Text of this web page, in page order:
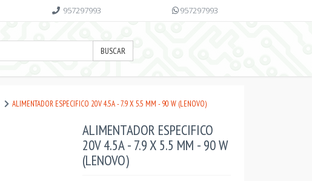
957297993 957297993
BUSCAR
ALIMENTADOR ESPECIFICO 20V 4.5A - 7.9 X 5.5 MM - 90 W (LENOVO)
ALIMENTADOR ESPECIFICO
20V 4.5A - 7.9 X 5.5 MM - 90 W
(LENOVO)